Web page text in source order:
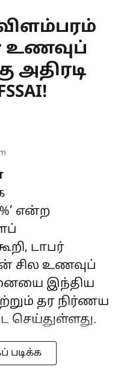
உணவுப்
அதிரடி
என்ற
டாபர்
சில உணவுப்
இந்திய
தர நிர்ணய
செய்துள்ளது.
படிக்க